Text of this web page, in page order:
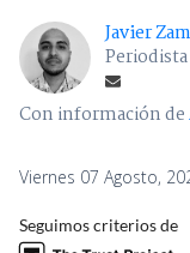
Javier
Con información de
Viernes 07 Agosto,
Seguimos criterios de